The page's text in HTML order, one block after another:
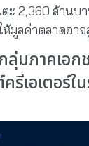
ตะ 2,360 ล้านบ
มูลค่าตลาดอา
ลุ่มภาคเอ
รีเอเตอร์ใ